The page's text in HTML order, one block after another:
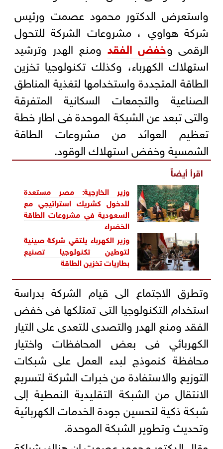
واستعرض الدكتور محمود عصمت ورئيس
شركة هواوي ، مشروعات الشركة للتحول
الرقمى وخفض الفقد ومنع الهدر وترشيد
استهلاك الكهرباء، وكذلك تكنولوجيا تخزين
الطاقة المتجددة واستخدامها لتغذية المناطق
الصناعية والتجمعات السكانية المتفرقة
والتى تبعد عن الشبكة الموحدة فى اطار خطة
تعظيم العوائد من مشروعات الطاقة
الشمسية وخفض استهلاك الوقود.
اقرأ أيضاً
وزير الخارجية: مصر مستعدة
للدخول كشريك استراتيجي مع
السعودية في مشروعات الطاقة
الخضراء
وزير الكهرباء يلتقي شركة صينية
لتوطين تكنولوجيا تصنيع
بطاريات تخزين الطاقة
وتطرق الاجتماع الى قيام الشركة بدراسة
استخدام التكنولوجيا التى تمتلكها فى خفض
الفقد ومنع الهدر والتصدى للتعدى على التيار
الكهربائي فى بعض المحافظات واختيار
محافظة كنموذج لبدء العمل على شبكات
التوزيع والاستفادة من خبرات الشركة لتسريع
الانتقال من الشبكة التقليدية النمطية إلى
شبكة ذكية لتحسين جودة الخدمات الكهربائية
وتحديث وتطوير الشبكة الموحدة.